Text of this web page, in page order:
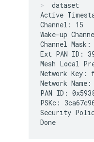
dataset
Active
Channel: 15
Wake-up
Channel
Ext PAN ID:
Mesh Local
Network Key:
Network
PAN ID:
PSKc:
Security